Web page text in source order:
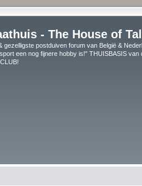
- The House of
gezelligste postduiven forum van België &
een nog fijnere hobby is!" THUISBASIS van